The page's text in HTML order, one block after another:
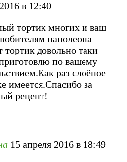
в 12:40
тортик многих и ваш
наполеона
тортик довольно таки
по вашему
раз слоёное
имеется.Спасибо за
рецепт!
15 апреля 2016 в 18:49